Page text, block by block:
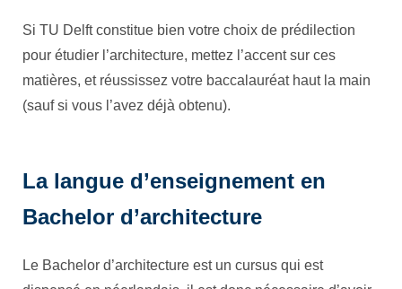
Si TU Delft constitue bien votre choix de prédilection
pour étudier l’architecture, mettez l’accent sur ces
matières, et réussissez votre baccalauréat haut la main
(sauf si vous l’avez déjà obtenu).
La langue d’enseignement en
Bachelor d’architecture
Le Bachelor d’architecture est un cursus qui est